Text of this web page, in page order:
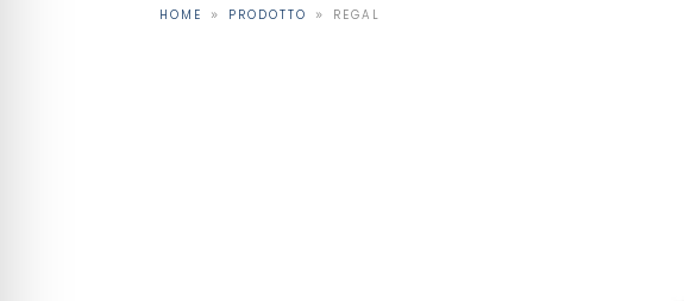
HOME 9 PRODOTTO 9 REGAL